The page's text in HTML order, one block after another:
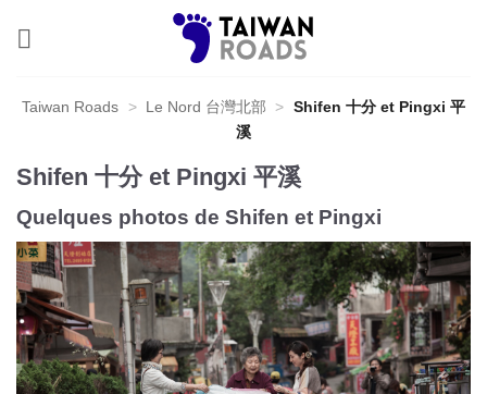
Taiwan Roads > Le Nord 台灣北部 > Shifen 十分 et Pingxi 平
溪
Shifen 十分 et Pingxi 平溪
Quelques photos de Shifen et Pingxi